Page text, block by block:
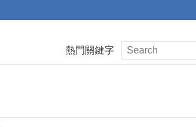
熱門關鍵字